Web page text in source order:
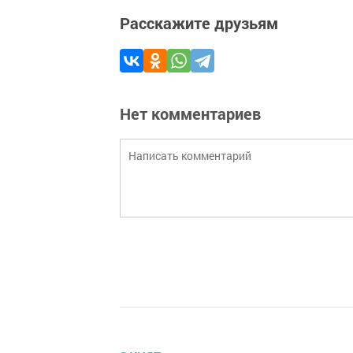
Расскажите друзьям
Нет комментариев